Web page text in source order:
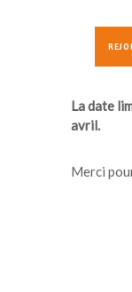
La date
avril.
Merci